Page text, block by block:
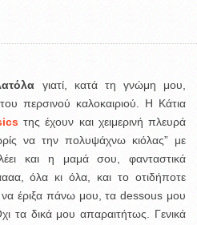
γιατί, κατά τη γνώμη μου,
του περσινού καλοκαιριού. Η Κάτια
της έχουν και χειμερινή πλευρά
να την πολυψάχνω κιόλας” με
και η μαμά σου, φανταστικά
όλα κι όλα, και το οτιδήποτε
έριξα πάνω μου, τα dessous μου
τα δικά μου απαραιτήτως. Γενικά